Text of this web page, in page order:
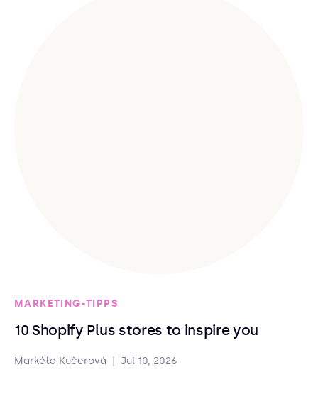
MARKETING-TIPPS
10 Shopify Plus stores to inspire you
Markéta Kučerová Jul 10, 2026